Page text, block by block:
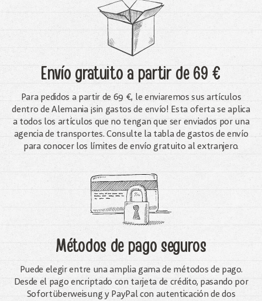
Envío gratuitoa partir de 69 €
Para pedidos a partir de 69 €, le enviaremos sus artículos
dentro de Alemania ¡sin gastos de envío! Esta oferta se aplica
a todos los artículos que no tengan que ser enviados por una
agencia de transportes. Consulte la tabla de gastos de envío
para conocer los límites de envío gratuito al extranjero.
Métodos de pago seguros
Puede elegir entre una amplia gama de métodos de pago.
Desde el pago encriptado con tarjeta de crédito, pasando por
Sofortüberweisung y PayPal con autenticación de dos